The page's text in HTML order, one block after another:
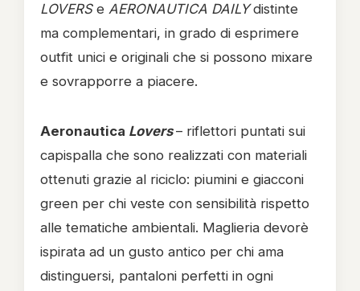
LOVERS e AERONAUTICA DAILYdistinte
ma complementari, in grado di esprimere
outfit unici e originali che si possono mixare
e sovrapporre a piacere.
Aeronautica Lovers– riflettori puntati sui
capispalla che sono realizzati con materiali
ottenuti grazie al riciclo: piumini e giacconi
green per chi veste con sensibilità rispetto
alle tematiche ambientali. Maglieria devorè
ispirata ad un gusto antico per chi ama
distinguersi, pantaloni perfetti in ogni